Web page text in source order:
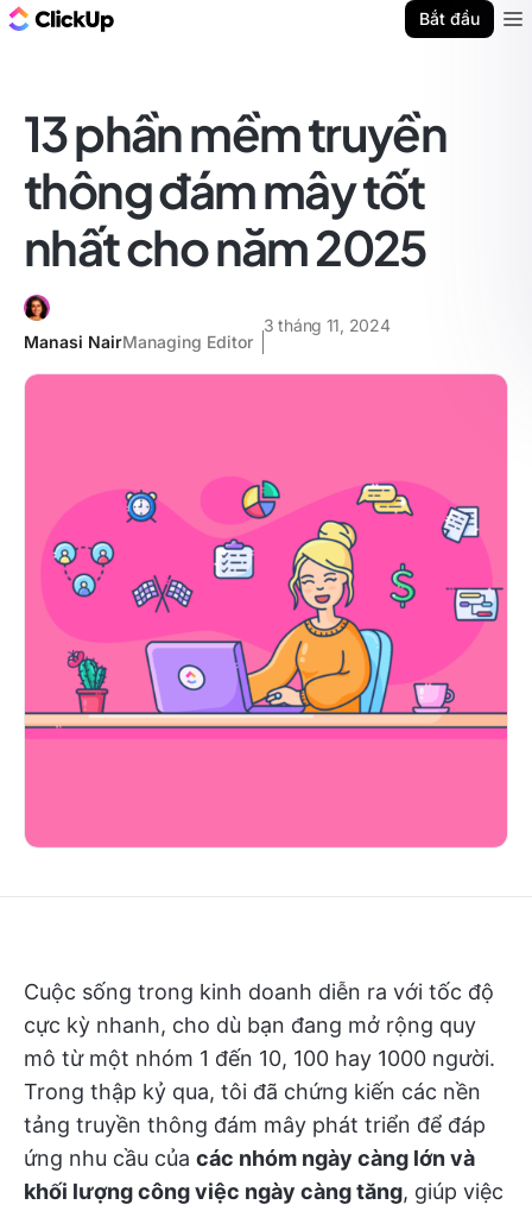
Bắt đầu
13 phần mềm truyền
thông đám mây tốt
nhất cho năm 2025
Manasi NairManaging Editor
3 tháng 11, 2024
Cuộc sống trong kinh doanh diễn ra với tốc độ
cực kỳ nhanh, cho dù bạn đang mở rộng quy
mô từ một nhóm 1 đến 10, 100 hay 1000 người.
Trong thập kỷ qua, tôi đã chứng kiến các nền
tảng truyền thông đám mây phát triển để đáp
ứng nhu cầu của các nhóm ngày càng lớn và
khối lượng công việc ngày càng tăng, giúp việc